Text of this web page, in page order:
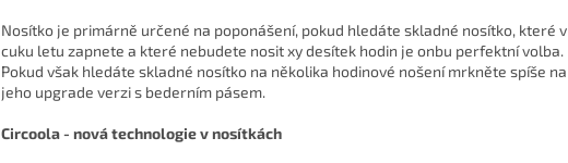
Nosítko je primárně určené na poponášení, pokud hledáte skladné nosítko, které v
cuku letu zapnete a které nebudete nosit xy desítek hodin je onbu perfektní volba.
Pokud však hledáte skladné nosítko na několika hodinové nošení mrkněte spíše na
jeho upgrade verzi s bederním pásem.
Circoola - nová technologie v nosítkách